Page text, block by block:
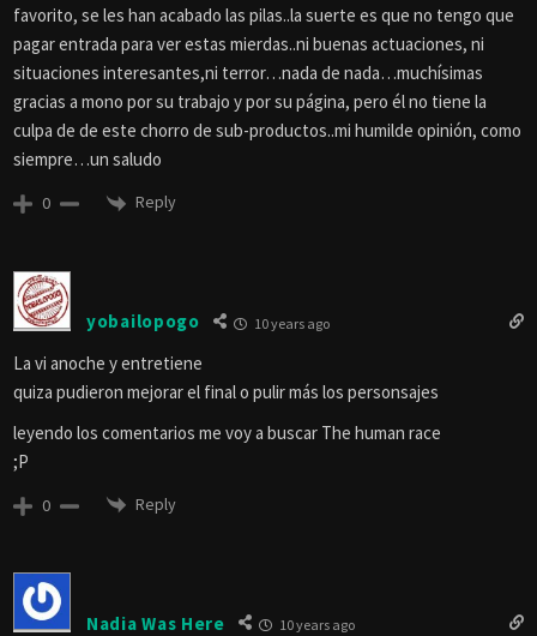
favorito, se les han acabado las pilas..la suerte es que no tengo que
pagar entrada para ver estas mierdas..ni buenas actuaciones, ni
situaciones interesantes,ni terror…nada de nada…muchísimas
gracias a mono por su trabajo y por su página, pero él no tiene la
culpa de de este chorro de sub-productos..mi humilde opinión, como
siempre…un saludo
0 Reply
yobailopogo 10 years ago
La vi anoche y entretiene
quiza pudieron mejorar el final o pulir más los personsajes
leyendo los comentarios me voy a buscar The human race
;P
0 Reply
Nadia Was Here 10 years ago